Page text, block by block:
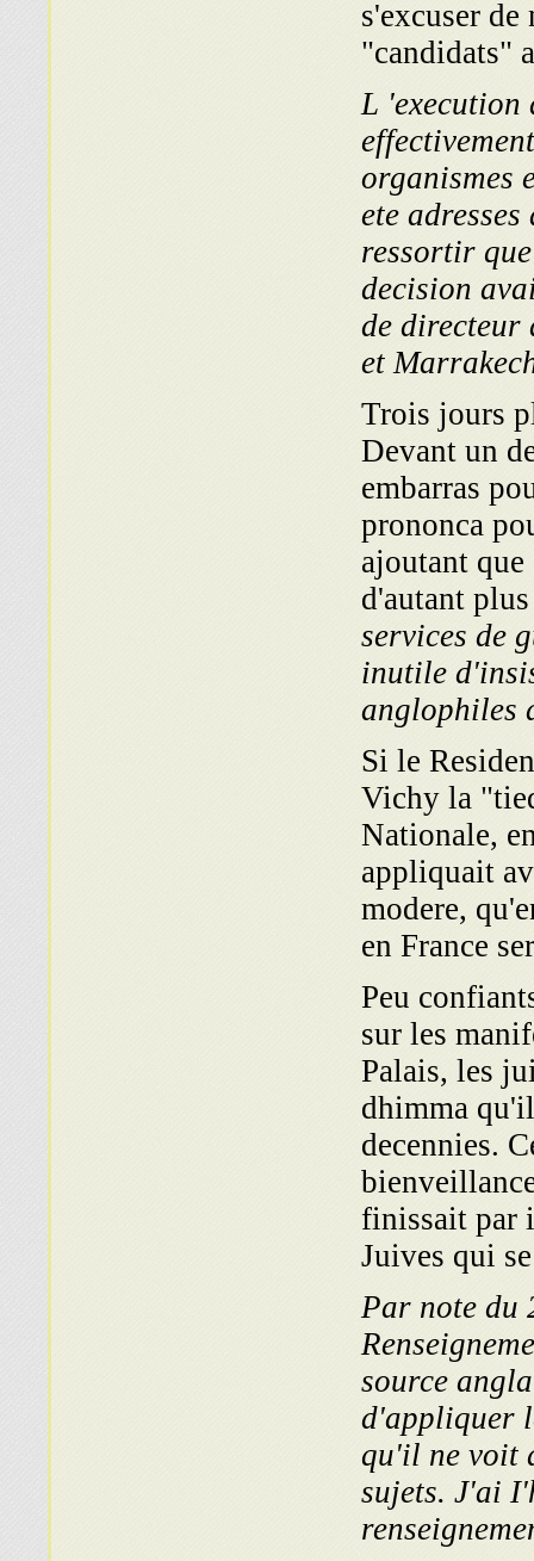
s'excuser
"candidats"
L 'execution
organismes
ete
ressortir
decision
de directeur
et
Trois jours
Devant un
embarras
prononca
ajoutant que
d'autant
services de
inutile
anglophiles
Si le
Vichy la
Nationale,
appliquait
modere,
en France
Peu
sur les
Palais, les
dhimma
decennies.
finissait par
Juives qui
Par note du
source
d'appliquer
qu'il ne voit
sujets. J'ai